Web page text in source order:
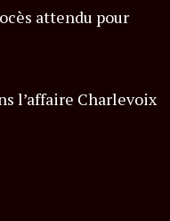
attendu pour
l’affaire Charlevoix